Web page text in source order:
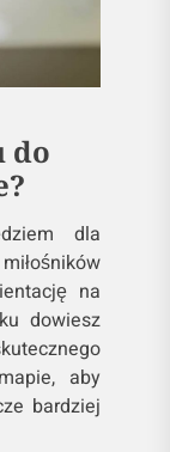
do
dla
na
dowiesz
aby
bardziej